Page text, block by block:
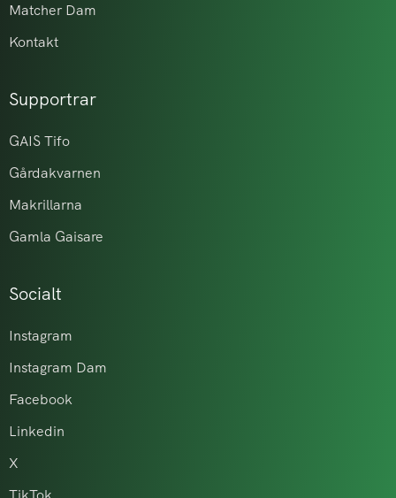
Matcher Dam
Kontakt
Supportrar
GAIS Tifo
Gårdakvarnen
Makrillarna
Gamla Gaisare
Socialt
Instagram
Instagram Dam
Facebook
Linkedin
X